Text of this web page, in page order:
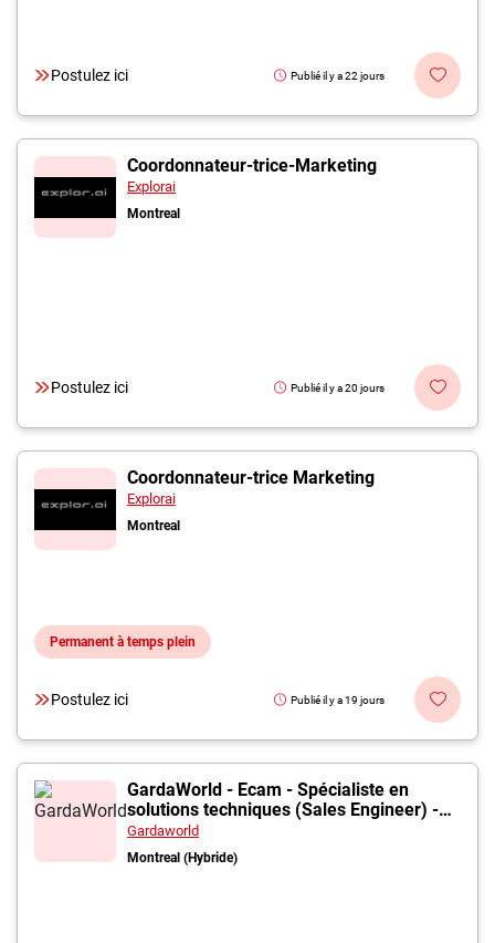
Postulez ici Publié il y a 22 jours
Coordonnateur-trice-Marketing
Explorai
Montreal
Postulez ici Publié il y a 20 jours
Coordonnateur-trice Marketing
Explorai
Montreal
Permanent à temps plein
Postulez ici Publié il y a 19 jours
GardaWorld - Ecam - Spécialiste en
solutions techniques (Sales Engineer) -
Systèmes de sécurité
Gardaworld
Montreal (Hybride)